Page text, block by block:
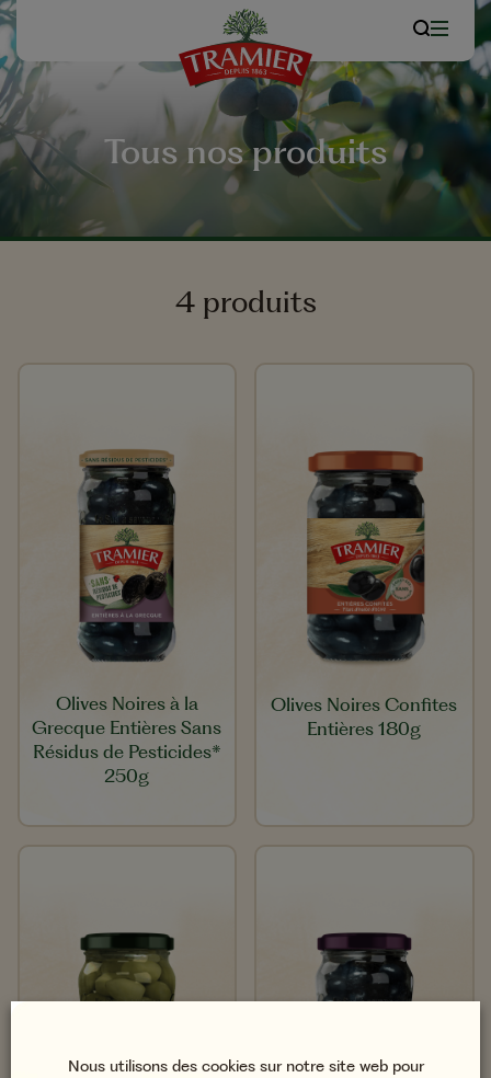
Tous nos produits
4 produits
Olives Noires à la
Grecque Entières Sans
Résidus de Pesticides*
250g
Olives Noires Confites
Entières 180g
Nous utilisons des cookies sur notre site web pour